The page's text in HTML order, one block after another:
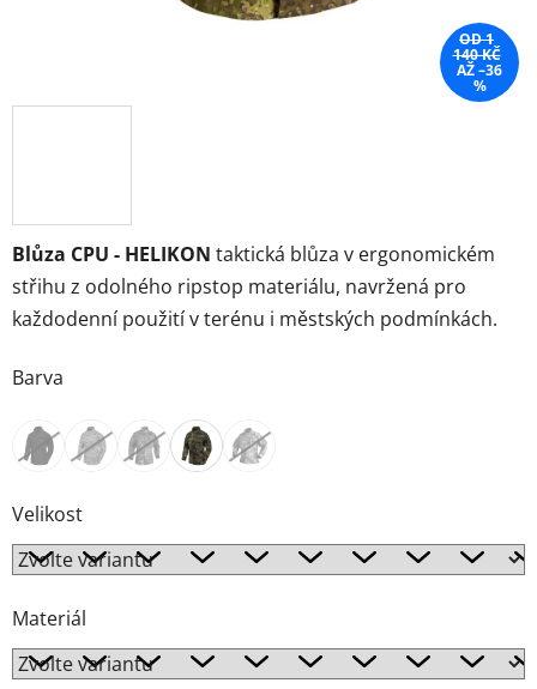
Blůza CPU - HELIKON taktická blůza v ergonomickém
střihu z odolného ripstop materiálu, navržená pro
každodenní použití v terénu i městských podmínkách.
Barva
Velikost
Materiál
OD 1
140 KČ
AŽ –36
%